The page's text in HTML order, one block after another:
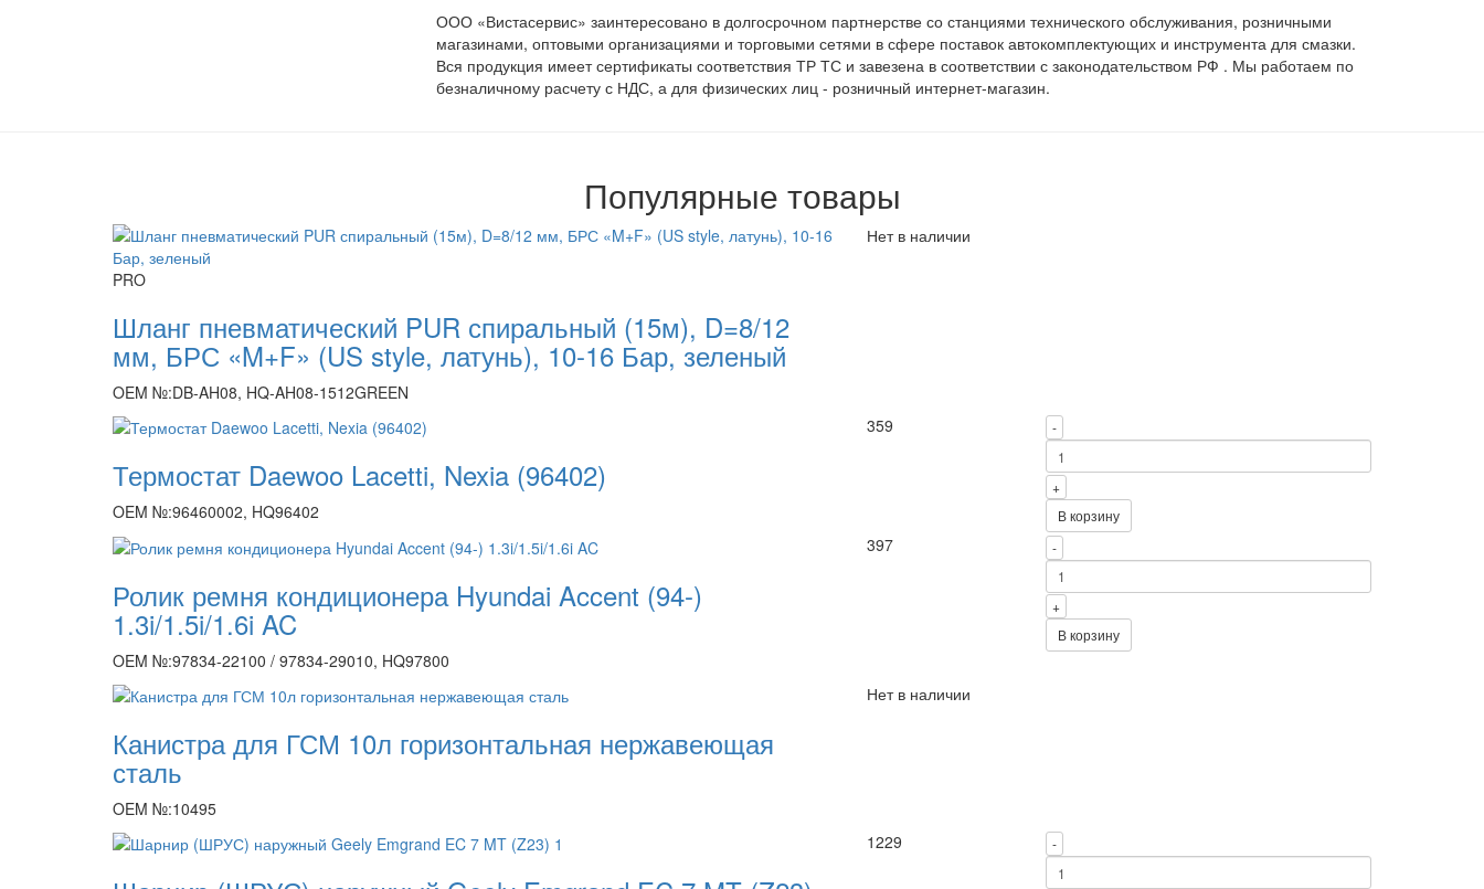
ООО «Вистасервис» заинтересовано в долгосрочном партнерстве со станциями технического обслуживания, розничными
магазинами, оптовыми организациями и торговыми сетями в сфере поставок автокомплектующих и инструмента для смазки.
Вся продукция имеет сертификаты соответствия ТР ТС и завезена в соответствии с законодательством РФ . Мы работаем по
безналичному расчету с НДС, а для физических лиц - розничный интернет-магазин.
Популярные товары
PRO
Шланг пневматический PUR спиральный (15м), D=8/12
мм, БРС «M+F» (US style, латунь), 10-16 Бар, зеленый
OEM №:DB-AH08, HQ-AH08-1512GREEN
Нет в наличии
Термостат Daewoo Lacetti, Nexia (96402)
OEM №:96460002, HQ96402
359 -
+
В корзину
Ролик ремня кондиционера Hyundai Accent (94-)
1.3i/1.5i/1.6i AC
OEM №:97834-22100 / 97834-29010, HQ97800
397 -
+
В корзину
Канистра для ГСМ 10л горизонтальная нержавеющая
сталь
OEM №:10495
Нет в наличии
1229 -